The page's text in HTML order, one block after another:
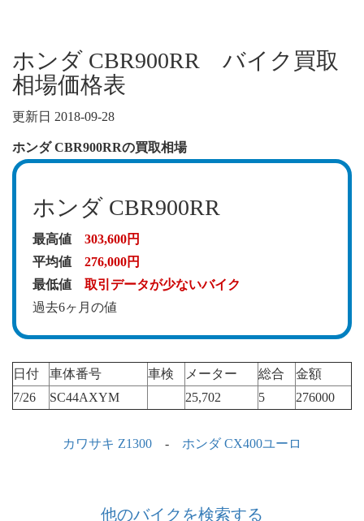
ホンダ CBR900RR バイク買取
相場価格表
更新日 2018-09-28
ホンダ CBR900RRの買取相場
ホンダ CBR900RR
最高値 303,600円
平均値 276,000円
最低値 取引データが少ないバイク
過去6ヶ月の値
日付 車体番号 車検 メーター 総合
金額
7/26
SC44AXYM 25,702 5 276000
カワサキ Z1300 - ホンダ CX400ユーロ
他のバイクを検索する